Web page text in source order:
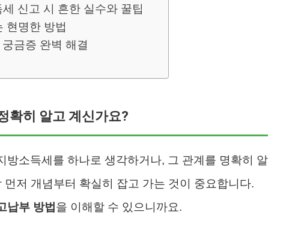
신고 시 흔한 실수와 꿀팁
현명한 방법
금증 완벽 해결
확히 알고 계신가요?
방소득세를 하나로 생각하거나, 그 관계를 명확히 알
저 개념부터 확실히 잡고 가는 것이 중요합니다.
납부 방법 을 이해할 수 있으니까요.